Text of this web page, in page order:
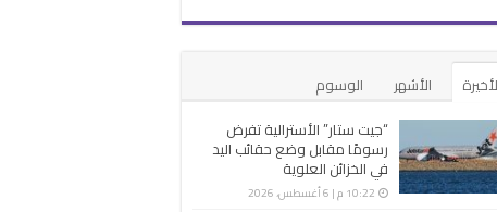
الأشهر
الوسوم
“جيت ستار” الأسترالية تفرض
رسومًا مقابل وضع حقائب اليد
في الخزائن العلوية
10:22 م | 6 أغسطس، 2026